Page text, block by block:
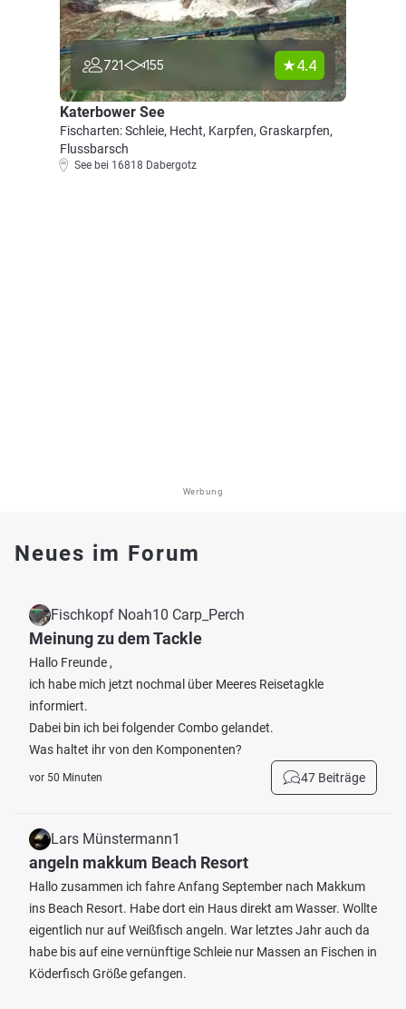
721 155 4.4
Katerbower See
Fischarten: Schleie, Hecht, Karpfen, Graskarpfen,
Flussbarsch
See bei 16818 Dabergotz
Werbung
Neues im Forum
Fischkopf Noah10 Carp_Perch
Meinung zu dem Tackle
Hallo Freunde ,
ich habe mich jetzt nochmal über Meeres Reisetagkle
informiert.
Dabei bin ich bei folgender Combo gelandet.
Was haltet ihr von den Komponenten?
vor 50 Minuten 47 Beiträge
Lars Münstermann1
angeln makkum Beach Resort
Hallo zusammen ich fahre Anfang September nach Makkum
ins Beach Resort. Habe dort ein Haus direkt am Wasser. Wollte
eigentlich nur auf Weißfisch angeln. War letztes Jahr auch da
habe bis auf eine vernünftige Schleie nur Massen an Fischen in
Köderfisch Größe gefangen.